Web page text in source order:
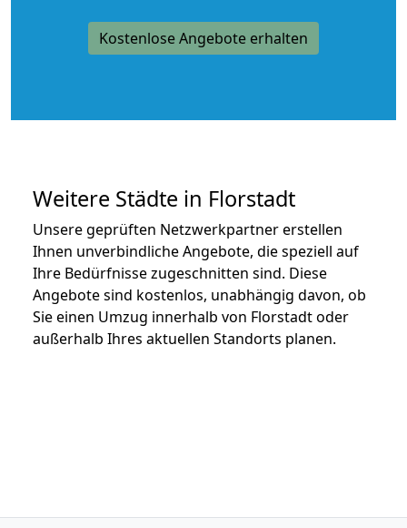
Kostenlose Angebote erhalten
Weitere Städte in Florstadt
Unsere geprüften Netzwerkpartner erstellen
Ihnen unverbindliche Angebote, die speziell auf
Ihre Bedürfnisse zugeschnitten sind. Diese
Angebote sind kostenlos, unabhängig davon, ob
Sie einen Umzug innerhalb von Florstadt oder
außerhalb Ihres aktuellen Standorts planen.